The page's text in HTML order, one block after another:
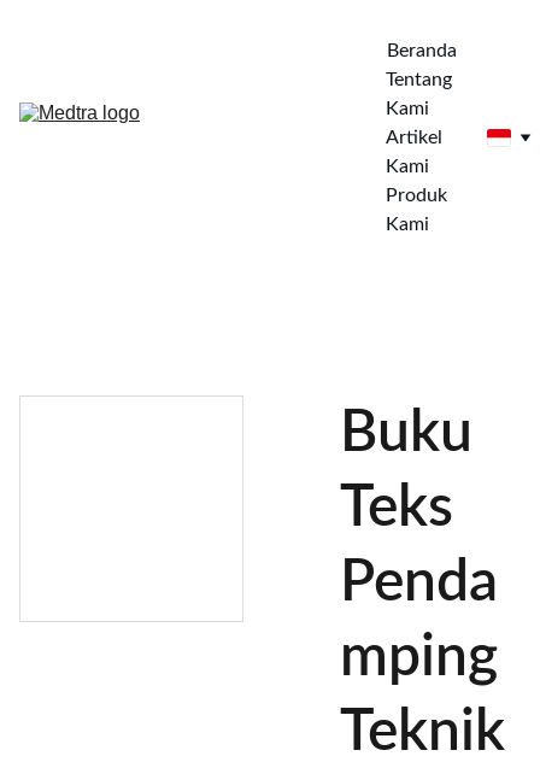
Beranda
Tentang
Kami
Artikel
Kami
Produk
Kami
Buku
Teks
Penda
mping
Teknik